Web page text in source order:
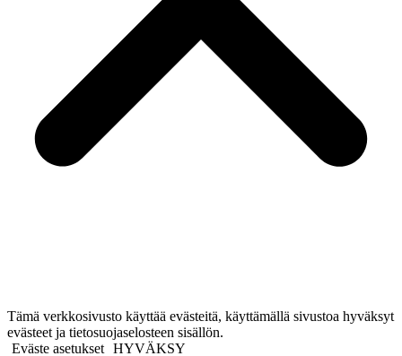
Tämä verkkosivusto käyttää evästeitä, käyttämällä sivustoa hyväksyt
evästeet ja tietosuojaselosteen sisällön.
Eväste asetukset HYVÄKSY